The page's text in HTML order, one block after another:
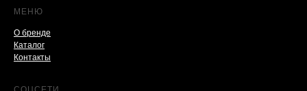
МЕНЮ
О бренде
Каталог
Контакты